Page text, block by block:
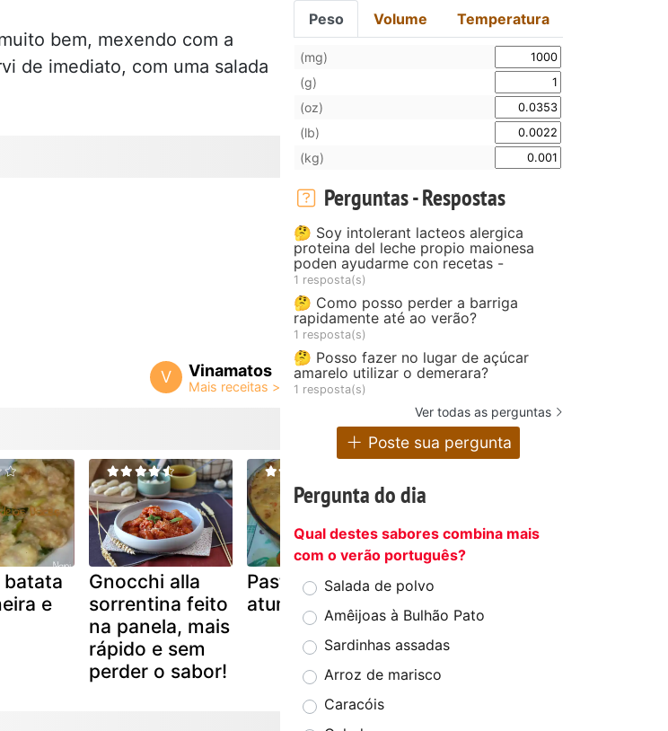
bem, mexendo com a
de imediato, com uma salada
V Vinamatos
batata
e
Gnocchi alla
sorrentina feito
na panela, mais
rápido e sem
perder o sabor!
Pastelão de
atum
Aveludado de
alheira,
cogumelos e
aroma de trufa
Peso Volume Temperatura
(mg)
(g)
(oz)
(lb)
(kg)
Perguntas - Respostas
🤔 Soy intolerant lacteos alergica
proteina del leche propio maionesa
poden ayudarme con recetas -
1 resposta(s)
🤔 Como posso perder a barriga
rapidamente até ao verão?
1 resposta(s)
🤔 Posso fazer no lugar de açúcar
amarelo utilizar o demerara?
1 resposta(s)
Ver todas as perguntas
Poste sua pergunta
Pergunta do dia
Qual destes sabores combina mais
com o verão português?
Salada de polvo
Amêijoas à Bulhão Pato
Sardinhas assadas
Arroz de marisco
Caracóis